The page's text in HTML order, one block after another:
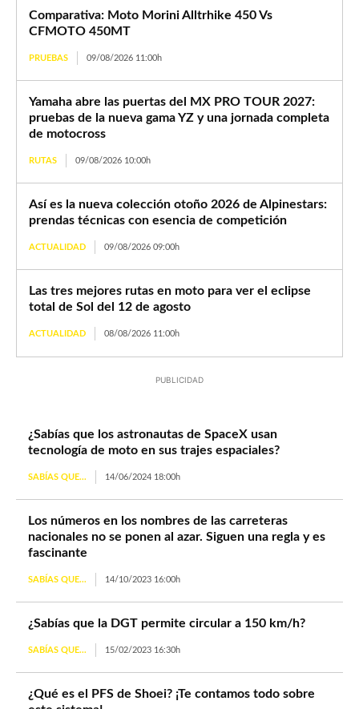
Comparativa: Moto Morini Alltrhike 450 Vs
CFMOTO 450MT
PRUEBAS 09/08/2026 11:00h
Yamaha abre las puertas del MX PRO TOUR 2027:
pruebas de la nueva gama YZ y una jornada completa
de motocross
RUTAS 09/08/2026 10:00h
Así es la nueva colección otoño 2026 de Alpinestars:
prendas técnicas con esencia de competición
ACTUALIDAD 09/08/2026 09:00h
Las tres mejores rutas en moto para ver el eclipse
total de Sol del 12 de agosto
ACTUALIDAD 08/08/2026 11:00h
PUBLICIDAD
¿Sabías que los astronautas de SpaceX usan
tecnología de moto en sus trajes espaciales?
SABÍAS QUE... 14/06/2024 18:00h
Los números en los nombres de las carreteras
nacionales no se ponen al azar. Siguen una regla y es
fascinante
SABÍAS QUE... 14/10/2023 16:00h
¿Sabías que la DGT permite circular a 150 km/h?
SABÍAS QUE... 15/02/2023 16:30h
¿Qué es el PFS de Shoei? ¡Te contamos todo sobre